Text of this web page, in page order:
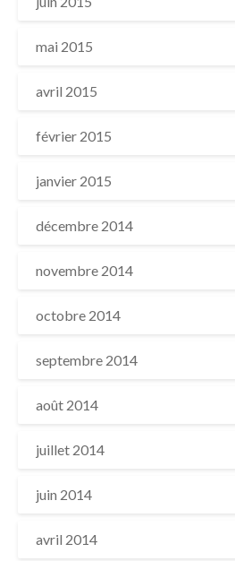
mai 2015
avril 2015
février 2015
janvier 2015
décembre 2014
novembre 2014
octobre 2014
septembre 2014
août 2014
juillet 2014
juin 2014
avril 2014